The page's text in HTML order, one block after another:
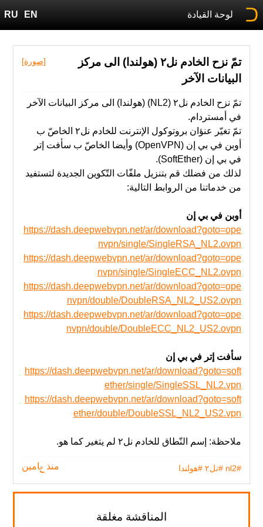
لوحة القيادة EN
RU
[صورة]
تمّ نزح الخادم نل٢ (هولندا) الى مركز
البيانات الآخر
تمّ نزح الخادم نل٢ (NL2) (هولندا) الى مركز البيانات الآخر
في أمستردام.
تمّ ‫تغيّر عنؤان بروتوكول الإنترنت للخادم نل٢ الخاصّ ب
أوبن في بي إن (OpenVPN) وأيضا الخاصّ ب سأفت إتر
في بي إن (SoftEther).
‫من‬ خدماتنا‬ ‫من‬ ‫الروابط‬ ‫التالية‬:
أوبن في بي إن
https://dash.deepwebvpn.net/ar/download?goto=ope
nvpn/single/SingleRSA_NL2.ovpn
https://dash.deepwebvpn.net/ar/download?goto=ope
nvpn/single/SingleECC_NL2.ovpn
https://dash.deepwebvpn.net/ar/download?goto=ope
nvpn/double/DoubleRSA_NL2_US2.ovpn
https://dash.deepwebvpn.net/ar/download?goto=ope
nvpn/double/DoubleECC_NL2_US2.ovpn
سأفت إتر في بي إن
https://dash.deepwebvpn.net/ar/download?goto=soft
ether/single/SingleSSL_NL2.vpn
https://dash.deepwebvpn.net/ar/download?goto=soft
ether/double/DoubleSSL_NL2_US2.vpn
ملاحظة: إسم النّطاق للخادم نل٢ لم يتغير‬ كما هو.
منذ عامين #nl2 #نل٢ #هولندا
المناقشة مغلقة